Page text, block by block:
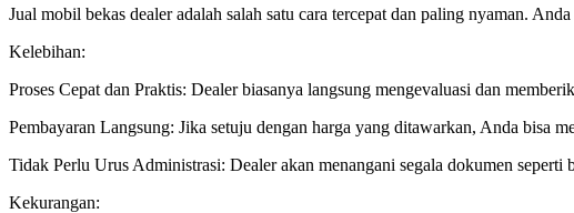
Jual mobil bekas dealer adalah salah satu cara tercepat dan paling nyaman.
Kelebihan:
Proses Cepat dan Praktis: Dealer biasanya langsung mengevaluasi dan
Pembayaran Langsung: Jika setuju dengan harga yang ditawarkan, Anda bisa
Tidak Perlu Urus Administrasi: Dealer akan menangani segala dokumen seperti
Kekurangan: